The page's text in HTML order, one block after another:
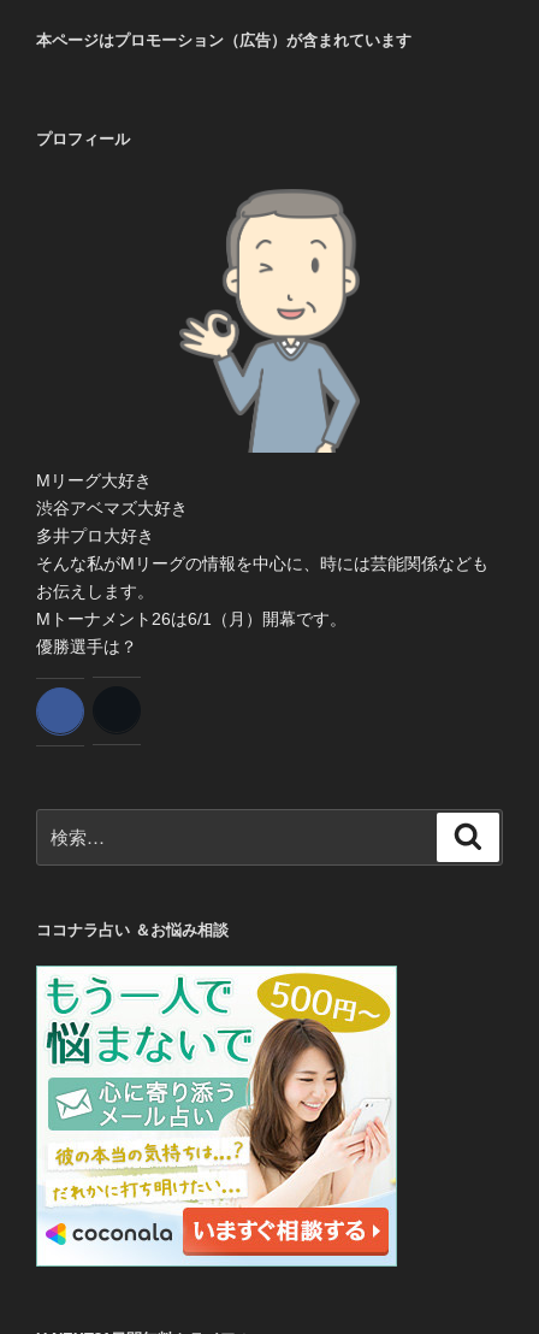
本ページはプロモーション（広告）が含まれています
プロフィール
Mリーグ大好き
渋谷アベマズ大好き
多井プロ大好き
そんな私がMリーグの情報を中心に、時には芸能関係なども
お伝えします。
Mトーナメント26は6/1（月）開幕です。
優勝選手は？
索:
ココナラ占い ＆お悩み相談